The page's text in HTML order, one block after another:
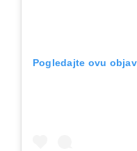
Pogledajte ovu